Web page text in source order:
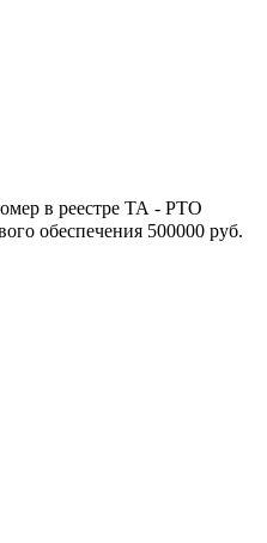
в реестре ТА - РТО
обеспечения 500000 руб.